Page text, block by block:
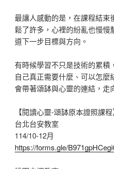
最讓人感動的是，在課程結束
鬆了許多，心裡的紛亂也慢慢
道下一步目標與方向。
有時候學習不只是技術的累積
自己真正需要什麼、可以怎
會帶著頌缽與心靈的連結，走
【閱讀心靈-頌缽原本證照課程
台北台安教室
114/10-12月
https://forms.gle/